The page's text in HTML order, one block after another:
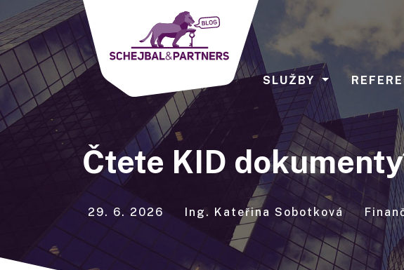
SLUŽBY
Čtete KID
29. 6. 2026 Ing. Kateřina Sobotková